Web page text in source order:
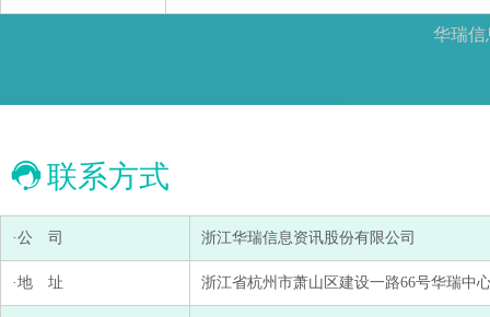
华瑞信
联系方式
·公 司 浙江华瑞信息资讯股份有限公司
·地 址 浙江省杭州市萧山区建设一路66号华瑞中